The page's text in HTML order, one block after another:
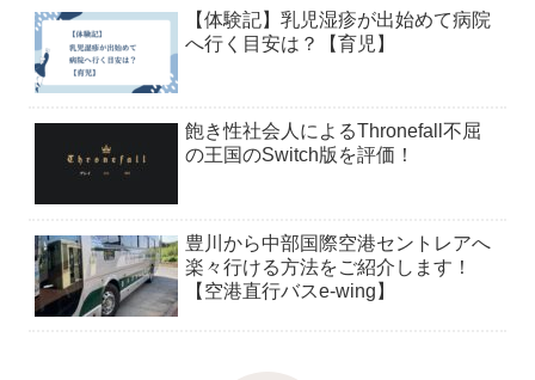
【体験記】乳児湿疹が出始めて病院
へ行く目安は？【育児】
飽き性社会人によるThronefall不屈
の王国のSwitch版を評価！
豊川から中部国際空港セントレアへ
楽々行ける方法をご紹介します！
【空港直行バスe-wing】